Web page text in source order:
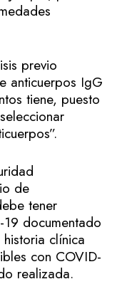
previo
anticuerpos IgG
tiene, puesto
de
tener
documentado
clínica
con COVID-
realizada.